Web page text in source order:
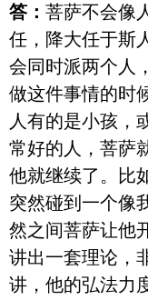
答： 菩萨不会像
任，降大任于斯
会同时派两个人
做这件事情的时
人有的是小孩，
常好的人，菩萨
他就继续了。比
突然碰到一个像
然之间菩萨让他
讲出一套理论，
讲，他的弘法力